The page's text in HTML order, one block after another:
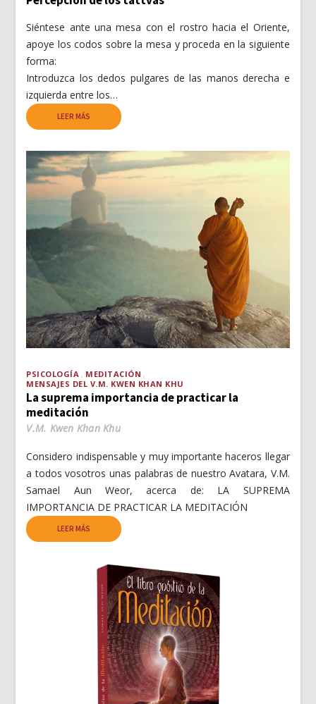
Siéntese ante una mesa con el rostro hacia el Oriente,
apoye los codos sobre la mesa y proceda en la siguiente
forma:
Introduzca los dedos pulgares de las manos derecha e
izquierda entre los…
LEER MÁS
PSICOLOGÍA
MEDITACIÓN
MENSAJES DEL V.M. KWEN KHAN KHU
La suprema importancia de practicar la
meditación
V.M. Kwen Khan Khu
Considero indispensable y muy importante haceros llegar
a todos vosotros unas palabras de nuestro Avatara, V.M.
Samael Aun Weor, acerca de: LA SUPREMA
IMPORTANCIA DE PRACTICAR LA MEDITACIÓN
LEER MÁS